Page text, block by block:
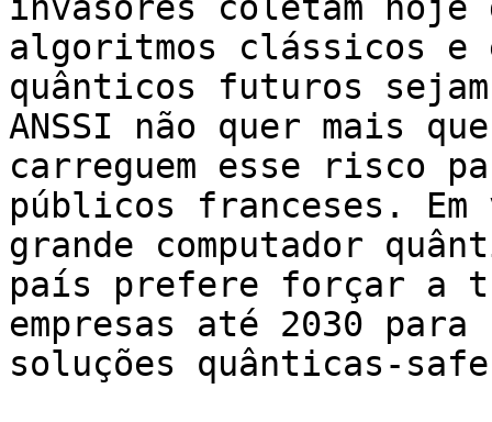
algoritmos clássicos e
quânticos futuros
ANSSI não quer mais
carreguem esse risco
públicos franceses.
grande computador
país prefere forçar a
empresas até 2030 para
soluções quânticas-